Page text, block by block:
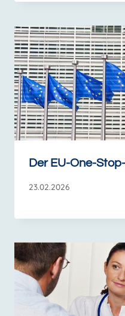
Der EU-One-
23.02.2026